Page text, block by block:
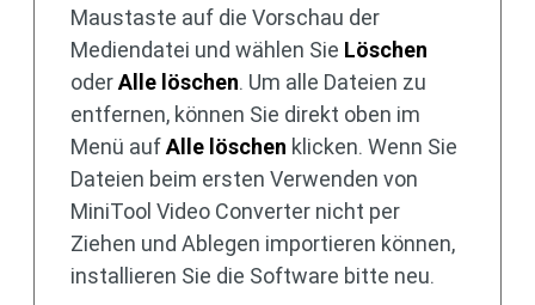
Maustaste auf die Vorschau der
Mediendatei und wählen Sie Löschen
oderAlle löschen. Um alle Dateien zu
entfernen, können Sie direkt oben im
Menü aufAlle löschen klicken. Wenn Sie
Dateien beim ersten Verwenden von
MiniTool Video Converter nicht per
Ziehen und Ablegen importieren können,
installieren Sie die Software bitte neu.